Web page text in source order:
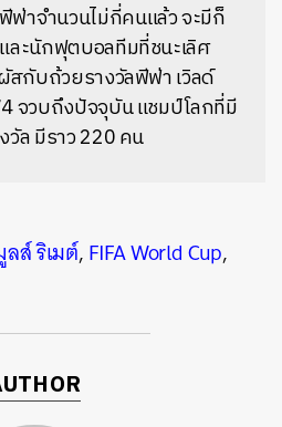
าจำนวนไม่กี่คนแล้ว จะมีก็
ละนักฟุตบอลทีมที่ชนะเลิศ
สกับถ้วยรางวัลฟีฟ่า เวิลด์
จวบถึงปัจจุบัน แชมป์โลกที่มี
ล มีราว 220 คน
ส์ ริเมต์,FIFA World Cup,